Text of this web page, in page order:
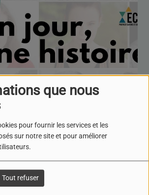
que nous
pour fournir les services et les
sur notre site et pour améliorer
Tout refuser
de radio Shalom Bourgogne.
Haïm Musicant pour sa
une histoire"